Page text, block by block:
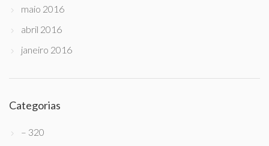
maio 2016
abril 2016
janeiro 2016
Categorias
– 320